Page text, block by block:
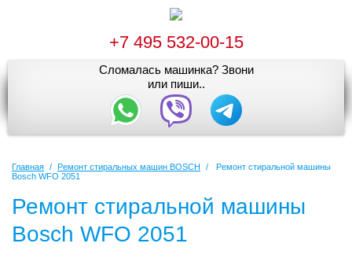
+7 495 532-00-15
Сломалась машинка? Звони
или пиши..
Главная / Ремонт стиральных машин BOSCH /
Ремонт стиральной машины
Bosch WFO 2051
Ремонт стиральной машины
Bosch WFO 2051